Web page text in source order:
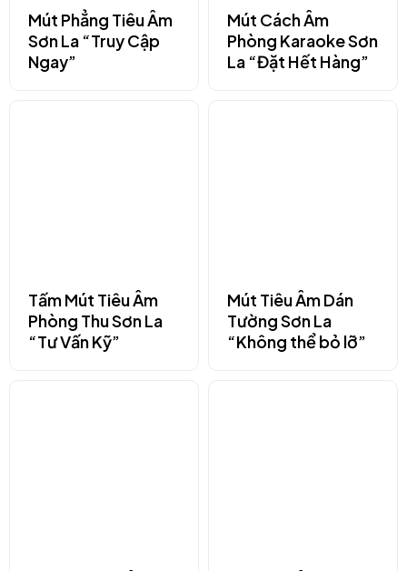
Mút Phẳng Tiêu Âm
Sơn La “Truy Cập
Ngay”
Mút Cách Âm
Phòng Karaoke Sơn
La “Đặt Hết Hàng”
Tấm Mút Tiêu Âm
Phòng Thu Sơn La
“Tư Vấn Kỹ”
Mút Tiêu Âm Dán
Tường Sơn La
“Không thể bỏ lỡ”